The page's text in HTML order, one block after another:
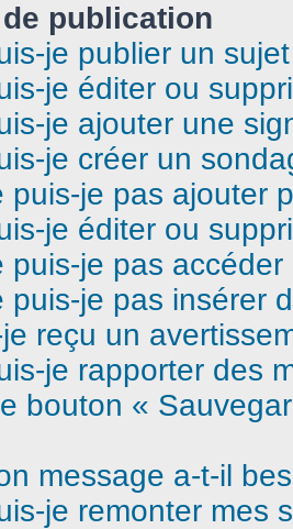
publication
je publier un
je éditer ou
je ajouter une
je créer un
puis-je pas ajouter
je éditer ou
puis-je pas
puis-je pas insérer
reçu un
je rapporter des
bouton «
message a-t-il
je remonter mes